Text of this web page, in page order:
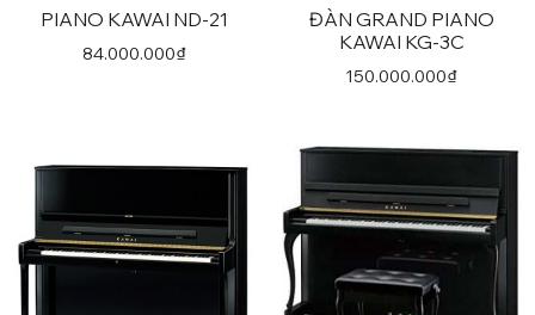
PIANO KAWAI ND-21
84.000.000₫
ĐÀN GRAND PIANO
KAWAI KG-3C
150.000.000₫